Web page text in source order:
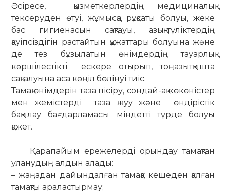
Әсіресе, қызметкерлердің медициналық
тексеруден өтуі, жұмысқа рұқсаты болуы, жеке
бас гигиенасын сақтауы, азық-түліктердің
қауіпсіздігін растайтын құжаттары болуына және
де тез бұзылатын өнімдердің тауарлық
көршілестікті ескере отырып, тоңазытқышта
сақталуына аса көңіл бөлінуі тиіс.
Тамақ өнімдерін таза пісіру, сондай-ақ көкөністер
мен жемістерді таза жуу және өндірістік
бақылау бағдарламасы міндетті түрде болуы
қажет.
Қарапайым ережелерді орындау тамақтан
уланудың алдын алады:
– жаңадан дайындалған тамаққа кешеден қалған
тамақты араластырмау;